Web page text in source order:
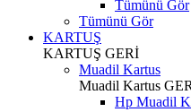
Tümünü Gör
Tümünü Gör
KARTUŞ
KARTUŞ GERİ
Muadil Kartus
Muadil Kartus
Hp Muadil